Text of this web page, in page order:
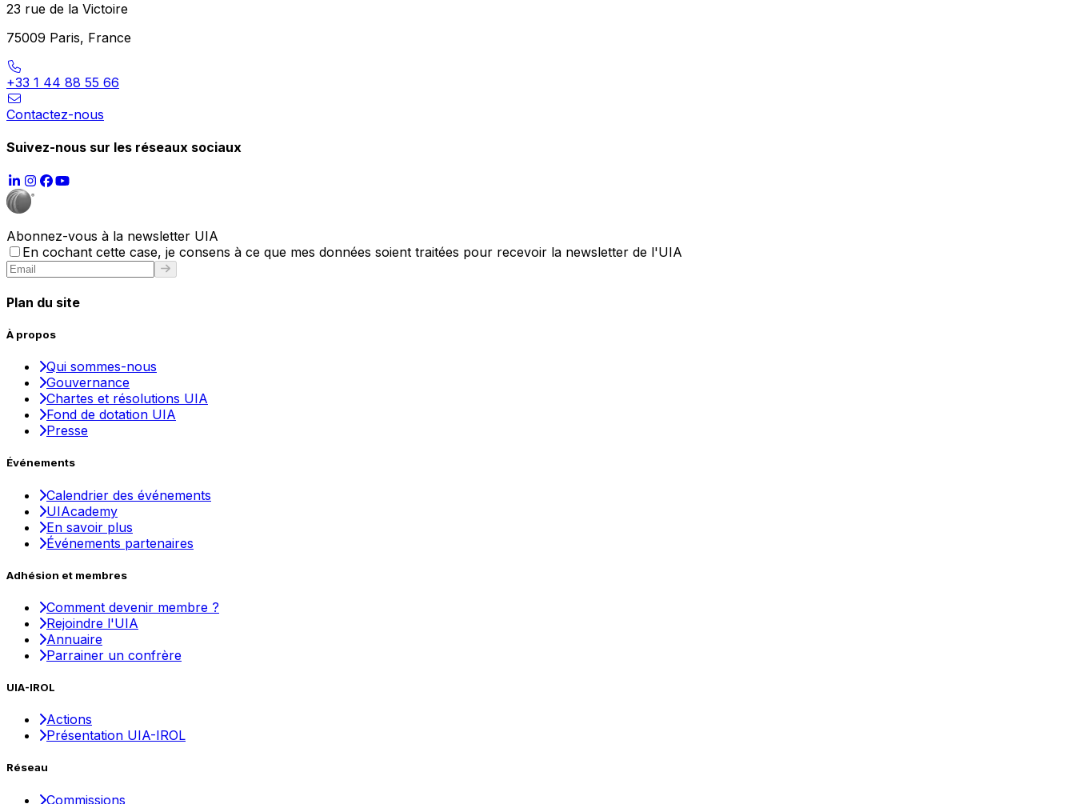
23 rue de la Victoire
75009 Paris, France
+33 1 44 88 55 66
Contactez-nous
Suivez-nous sur les réseaux sociaux
Abonnez-vous à la newsletter UIA
En cochant cette case, je consens à ce que mes données soient traitées pour recevoir la newsletter de l'UIA
Plan du site
À propos
Qui sommes-nous
Gouvernance
Chartes et résolutions UIA
Fond de dotation UIA
Presse
Événements
Calendrier des événements
UIAcademy
En savoir plus
Événements partenaires
Adhésion et membres
Comment devenir membre ?
Rejoindre l'UIA
Annuaire
Parrainer un confrère
UIA-IROL
Actions
Présentation UIA-IROL
Réseau
Commissions